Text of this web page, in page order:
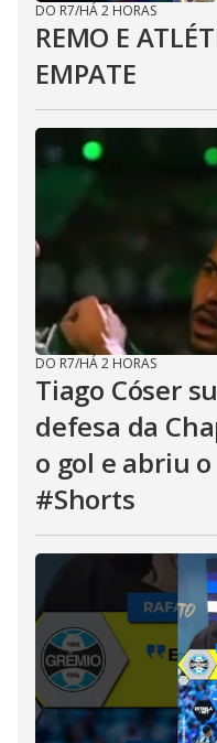
DO R7/HÁ 2 HORAS
REMO E
EMPATE
DO R7/HÁ 2 HORAS
Tiago Cóser
defesa da
o gol e abriu
#Shorts